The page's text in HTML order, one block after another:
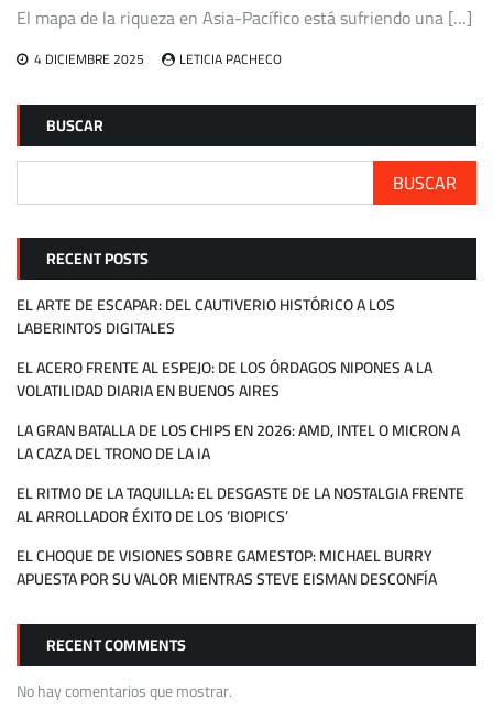
El mapa de la riqueza en Asia-Pacífico está sufriendo una […]
4 DICIEMBRE 2025 LETICIA PACHECO
BUSCAR
BUSCAR
RECENT POSTS
EL ARTE DE ESCAPAR: DEL CAUTIVERIO HISTÓRICO A LOS
LABERINTOS DIGITALES
EL ACERO FRENTE AL ESPEJO: DE LOS ÓRDAGOS NIPONES A LA
VOLATILIDAD DIARIA EN BUENOS AIRES
LA GRAN BATALLA DE LOS CHIPS EN 2026: AMD, INTEL O MICRON A
LA CAZA DEL TRONO DE LA IA
EL RITMO DE LA TAQUILLA: EL DESGASTE DE LA NOSTALGIA FRENTE
AL ARROLLADOR ÉXITO DE LOS ‘BIOPICS’
EL CHOQUE DE VISIONES SOBRE GAMESTOP: MICHAEL BURRY
APUESTA POR SU VALOR MIENTRAS STEVE EISMAN DESCONFÍA
RECENT COMMENTS
No hay comentarios que mostrar.